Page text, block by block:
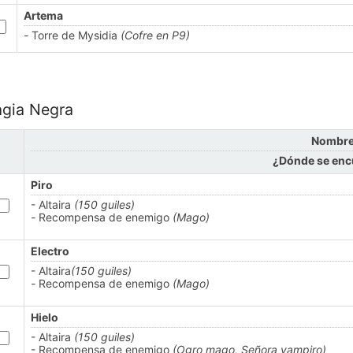
Artema
- Torre de Mysidia (Cofre en P9)
Negra
¿Dónde se
Piro
- Altaira (150 guiles)
- Recompensa de enemigo (Mago)
Electro
- Altaira(150 guiles)
- Recompensa de enemigo (Mago)
Hielo
- Altaira (150 guiles)
- Recompensa de enemigo (Ogro mago, Señora vampiro)